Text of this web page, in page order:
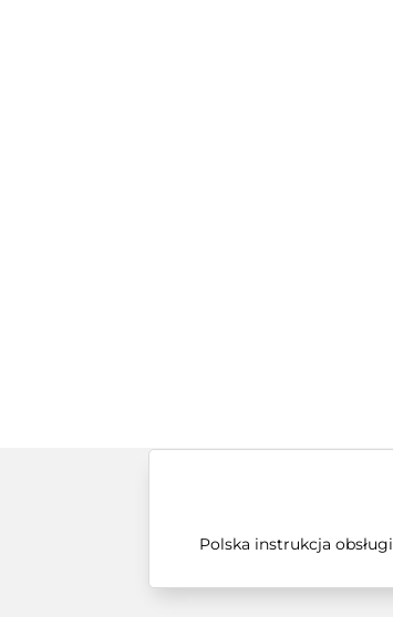
Polska instrukcja obsługi